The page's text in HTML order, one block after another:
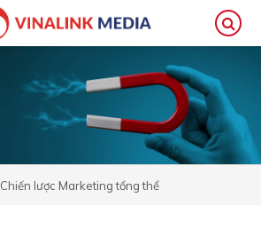
Chiến lược Marketing tổng thể